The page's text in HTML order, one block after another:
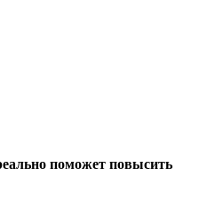
поможет повысить